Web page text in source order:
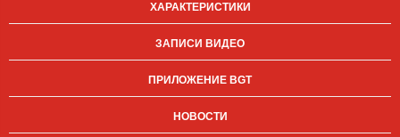
ХАРАКТЕРИСТИКИ
ЗАПИСИ ВИДЕО
ПРИЛОЖЕНИЕ BGT
НОВОСТИ